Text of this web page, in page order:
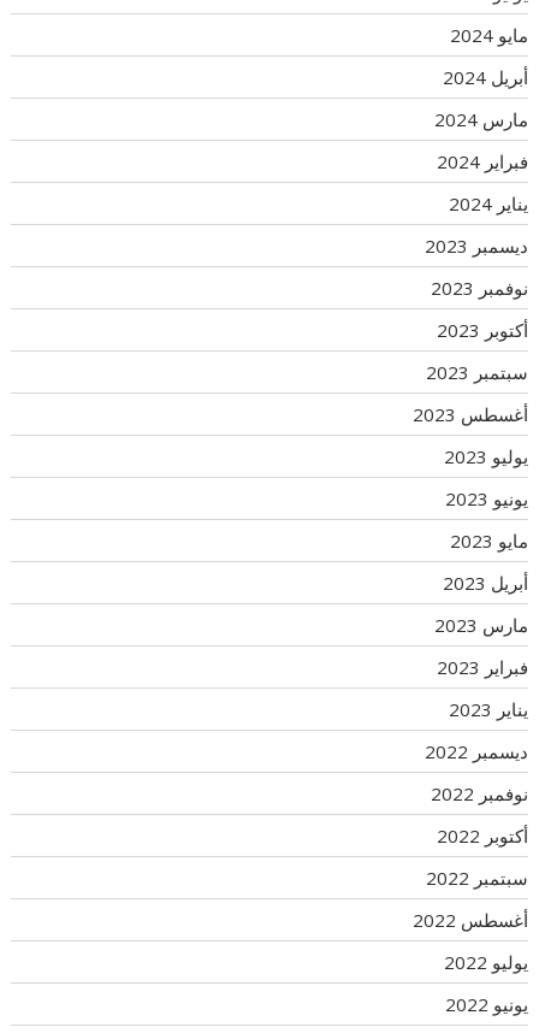
مايو 2024
أبريل 2024
مارس 2024
فبراير 2024
يناير 2024
ديسمبر 2023
نوفمبر 2023
أكتوبر 2023
سبتمبر 2023
أغسطس 2023
يوليو 2023
يونيو 2023
مايو 2023
أبريل 2023
مارس 2023
فبراير 2023
يناير 2023
ديسمبر 2022
نوفمبر 2022
أكتوبر 2022
سبتمبر 2022
أغسطس 2022
يوليو 2022
يونيو 2022